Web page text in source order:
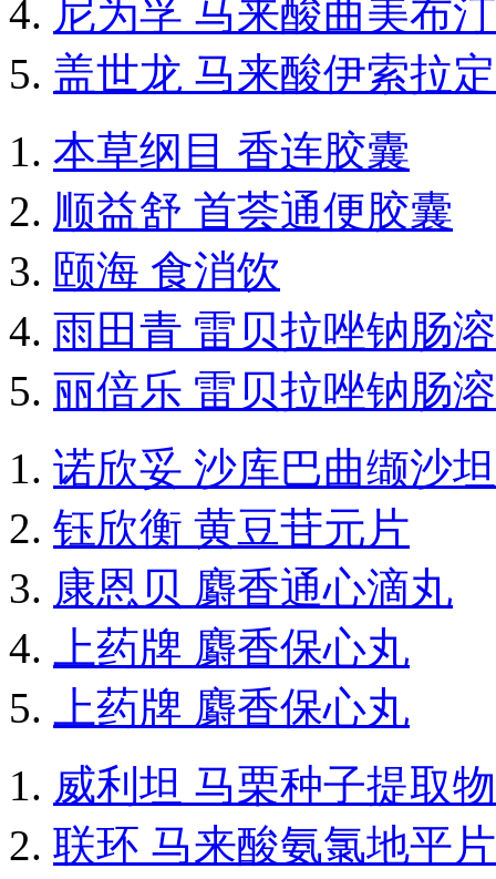
尼为孚 马来酸曲美布
盖世龙 马来酸伊索拉
本草纲目 香连胶囊
顺益舒 首荟通便胶囊
颐海 食消饮
雨田青 雷贝拉唑钠肠
丽倍乐 雷贝拉唑钠肠
诺欣妥 沙库巴曲缬沙
钰欣衡 黄豆苷元片
康恩贝 麝香通心滴丸
上药牌 麝香保心丸
上药牌 麝香保心丸
威利坦 马栗种子提取
联环 马来酸氨氯地平片